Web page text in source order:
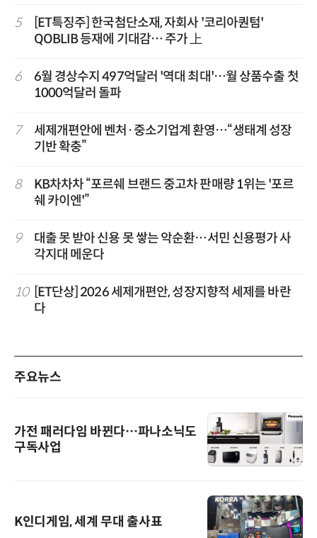
5
[ET특징주] 한국첨단소재, 자회사 '코리아퀀텀'
QOBLIB 등재에 기대감… 주가 上
6
6월 경상수지 497억달러 '역대 최대'…월 상품수출 첫
1000억달러 돌파
7
세제개편안에 벤처·중소기업계 환영…“생태계 성장
기반 확충”
8
KB차차차 “포르쉐 브랜드 중고차 판매량 1위는 '포르
쉐 카이엔'”
9
대출 못 받아 신용 못 쌓는 악순환…서민 신용평가 사
각지대 메운다
10
[ET단상] 2026 세제개편안, 성장지향적 세제를 바란
다
주요뉴스
가전 패러다임 바뀐다…파나소닉도
구독사업
K인디게임, 세계 무대 출사표